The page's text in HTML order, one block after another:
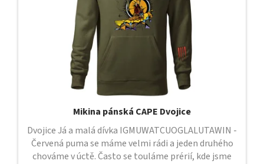
Mikina pánská CAPE Dvojice
Dvojice Já a malá dívka IGMUWATCUOGLALUTAWIN -
Červená puma se máme velmi rádi a jeden druhého
chováme v úctě. Často se touláme prérií, kde jsme